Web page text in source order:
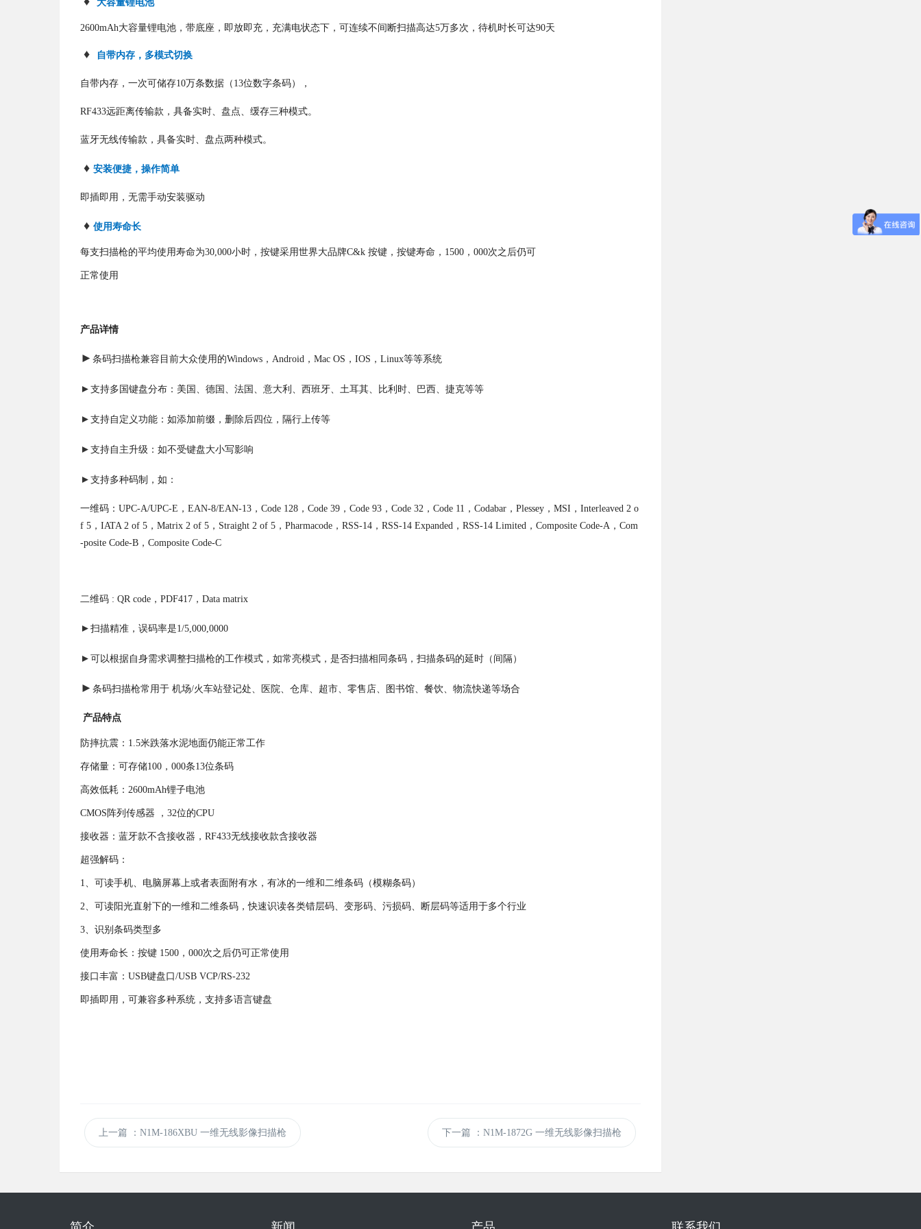
大容量锂电池
2600mAh大容量锂电池，带底座，即放即充，充满电状态下，可连续不间断扫描高达5万多次，待机时长可达90天
♦ 自带内存，多模式切换
自带内存，一次可储存10万条数据（13位数字条码），
RF433远距离传输款，具备实时、盘点、缓存三种模式。
蓝牙无线传输款，具备实时、盘点两种模式。
♦ 安装便捷，操作简单
即插即用，无需手动安装驱动
♦ 使用寿命长
每支扫描枪的平均使用寿命为30,000小时，按键采用世界大品牌C&k 按键，按键寿命，1500，000次之后仍可
正常使用
产品详情
► 条码扫描枪兼容目前大众使用的Windows，Android，Mac OS，IOS，Linux等等系统
► 支持多国键盘分布：美国、德国、法国、意大利、西班牙、土耳其、比利时、巴西、捷克等等
► 支持自定义功能：如添加前缀，删除后四位，隔行上传等
► 支持自主升级：如不受键盘大小写影响
► 支持多种码制，如：
一维码：UPC-A/UPC-E，EAN-8/EAN-13，Code 128，Code 39，Code 93，Code 32，Code 11，Codabar，Plessey，MSI，Interleaved 2 o
f 5，IATA 2 of 5，Matrix 2 of 5，Straight 2 of 5，Pharmacode，RSS-14，RSS-14 Expanded，RSS-14 Limited，Composite Code-A，Com
-posite Code-B，Composite Code-C
二维码 : QR code，PDF417，Data matrix
► 扫描精准，误码率是1/5,000,0000
► 可以根据自身需求调整扫描枪的工作模式，如常亮模式，是否扫描相同条码，扫描条码的延时（间隔）
► 条码扫描枪常用于 机场/火车站登记处、医院、仓库、超市、零售店、图书馆、餐饮、物流快递等场合
产品特点
防摔抗震：1.5米跌落水泥地面仍能正常工作
存储量：可存储100，000条13位条码
高效低耗：2600mAh锂子电池
CMOS阵列传感器 ，32位的CPU
接收器：蓝牙款不含接收器，RF433无线接收款含接收器
超强解码：
1、可读手机、电脑屏幕上或者表面附有水，有冰的一维和二维条码（模糊条码）
2、可读阳光直射下的一维和二维条码，快速识读各类错层码、变形码、污损码、断层码等适用于多个行业
3、识别条码类型多
使用寿命长：按键 1500，000次之后仍可正常使用
接口丰富：USB键盘口/USB VCP/RS-232
即插即用，可兼容多种系统，支持多语言键盘
上一篇 ：N1M-186XBU 一维无线影像扫描枪 下一篇 ：N1M-1872G 一维无线影像扫描枪